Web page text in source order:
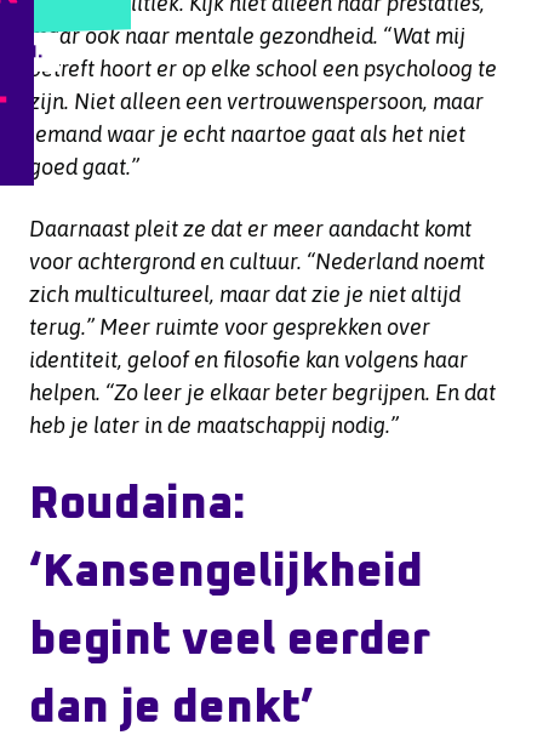
maar ook naar mentale gezondheid. “Wat mij
betreft hoort er op elke school een psycholoog te
zijn. Niet alleen een vertrouwenspersoon, maar
iemand waar je echt naartoe gaat als het niet
goed gaat.”
Daarnaast pleit ze dat er meer aandacht komt
voor achtergrond en cultuur. “Nederland noemt
zich multicultureel, maar dat zie je niet altijd
terug.” Meer ruimte voor gesprekken over
identiteit, geloof en filosofie kan volgens haar
helpen. “Zo leer je elkaar beter begrijpen. En dat
heb je later in de maatschappij nodig.”
Roudaina:
‘Kansengelijkheid
begint veel eerder
dan je denkt’